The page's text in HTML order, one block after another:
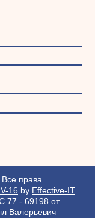
права
16 by Effective-IT
77 - 69198 от